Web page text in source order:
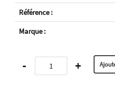
Référence :
Marque :
- +